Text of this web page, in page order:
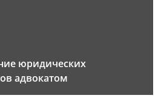
юридических
адвокатом